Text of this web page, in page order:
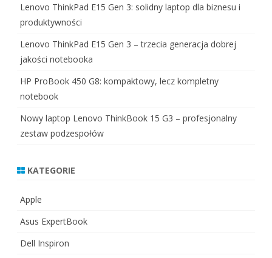
Lenovo ThinkPad E15 Gen 3: solidny laptop dla biznesu i
produktywności
Lenovo ThinkPad E15 Gen 3 – trzecia generacja dobrej
jakości notebooka
HP ProBook 450 G8: kompaktowy, lecz kompletny
notebook
Nowy laptop Lenovo ThinkBook 15 G3 – profesjonalny
zestaw podzespołów
KATEGORIE
Apple
Asus ExpertBook
Dell Inspiron